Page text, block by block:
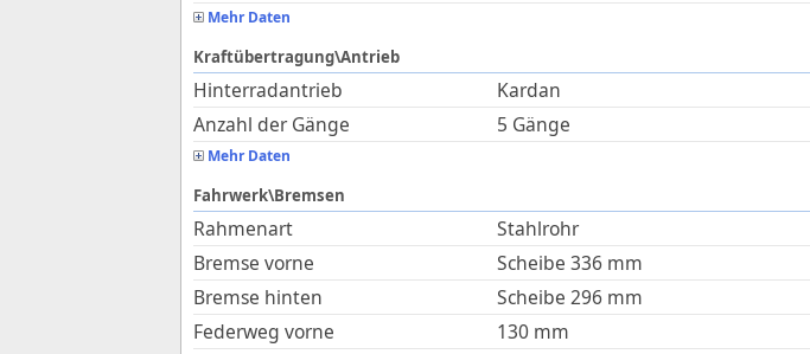
Mehr Daten
Kraftübertragung\Antrieb
Hinterradantrieb
Kardan
Anzahl der Gänge
5 Gänge
Mehr Daten
Fahrwerk\Bremsen
Rahmenart
Stahlrohr
Bremse vorne
Scheibe 336 mm
Bremse hinten
Scheibe 296 mm
Federweg vorne
130 mm